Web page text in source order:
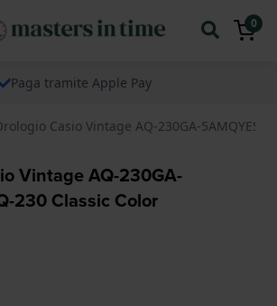
0
Paga tramite Apple Pay
Casio Vintage AQ-230GA-5AMQYES
Vintage AQ-230GA-
230 Classic Color